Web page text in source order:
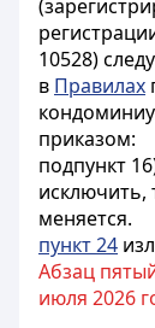
10528)
в Правилах
приказом:
подпункт
исключить,
меняется.
пункт 24
Абзац
июля 2026